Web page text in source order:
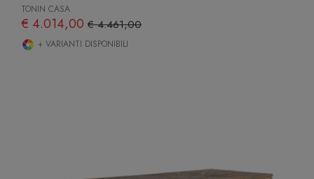
TONIN CASA
€ 4.014,00 € 4.461,00
+ VARIANTI DISPONIBILI